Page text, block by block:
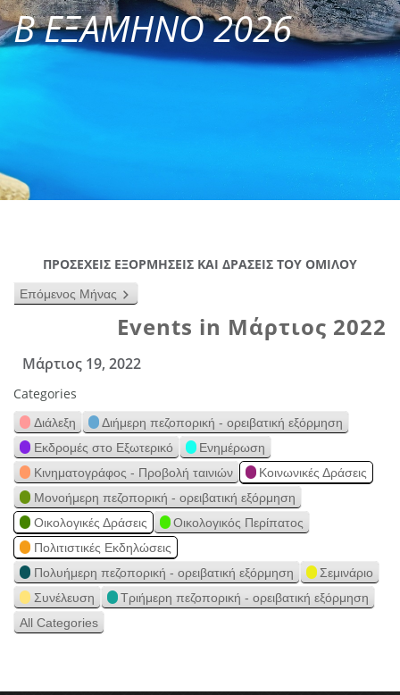
Β ΕΞΑΜΗΝΟ 2026
ΠΡΟΣΕΧΕΙΣ ΕΞΟΡΜΗΣΕΙΣ ΚΑΙ ΔΡΑΣΕΙΣ ΤΟΥ ΟΜΙΛΟΥ
Επόμενος Μήνας
Events in Μάρτιος 2022
Μάρτιος 19, 2022
Categories
Διάλεξη
Διήμερη πεζοπορική - ορειβατική εξόρμηση
Εκδρομές στο Εξωτερικό
Ενημέρωση
Κινηματογράφος - Προβολή ταινιών
Κοινωνικές Δράσεις
Μονοήμερη πεζοπορική - ορειβατική εξόρμηση
Οικολογικές Δράσεις
Οικολογικός Περίπατος
Πολιτιστικές Εκδηλώσεις
Πολυήμερη πεζοπορική - ορειβατική εξόρμηση
Σεμινάριο
Συνέλευση
Τριήμερη πεζοπορική - ορειβατική εξόρμηση
All Categories